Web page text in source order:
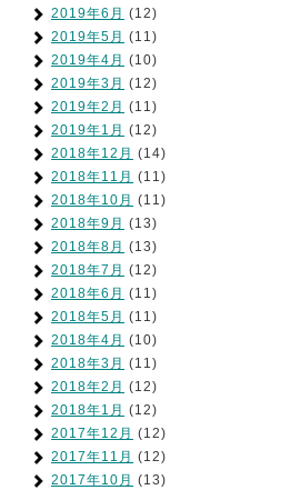
2019年6月 (12)
2019年5月 (11)
2019年4月 (10)
2019年3月 (12)
2019年2月 (11)
2019年1月 (12)
2018年12月 (14)
2018年11月 (11)
2018年10月 (11)
2018年9月 (13)
2018年8月 (13)
2018年7月 (12)
2018年6月 (11)
2018年5月 (11)
2018年4月 (10)
2018年3月 (11)
2018年2月 (12)
2018年1月 (12)
2017年12月 (12)
2017年11月 (12)
2017年10月 (13)